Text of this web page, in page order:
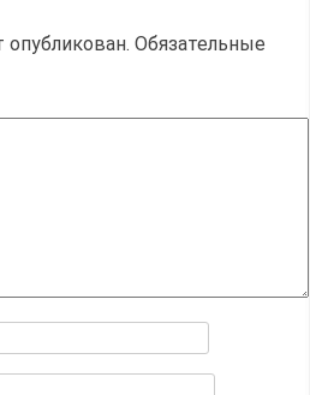
Обязательные